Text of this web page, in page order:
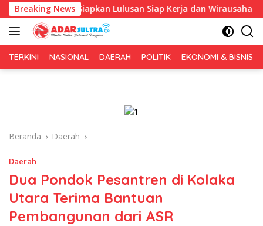
Langsung
ke
konten
Breaking News
Siapkan Lulusan Siap Kerja dan Wirausaha
TERKINI NASIONAL DAERAH POLITIK EKONOMI & BISNIS
Beranda Daerah
Daerah
Dua Pondok Pesantren di Kolaka
Utara Terima Bantuan
Pembangunan dari ASR